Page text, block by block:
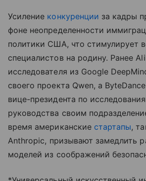
Усиление конкуренции за кадры
фоне неопределенности
политики США, что стимулирует
специалистов на родину. Ранее
исследователя из Google
своего проекта Qwen, а
вице-президента по
руководства своим
время американские стартапы,
Anthropic, призывают замедлить
моделей из соображений